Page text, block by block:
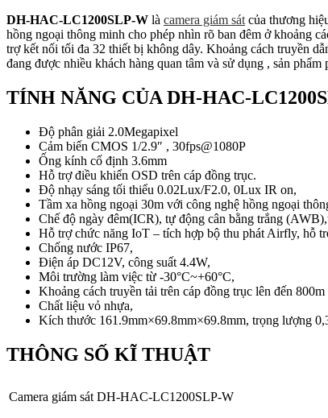
DH-HAC-LC1200SLP-W là camera giám sát của thương
hồng ngoại thông minh cho phép nhìn rõ ban đêm ở khoảng
trợ kết nối tối đa 32 thiết bị không dây. Khoảng cách truyền
đang được nhiều khách hàng quan tâm và sử dụng , sản
TÍNH NĂNG CỦA DH-HAC-
Độ phân giải 2.0Megapixel
Cảm biến CMOS 1/2.9″ , 30fps@1080P
Ống kính cố định 3.6mm
Hỗ trợ điều khiển OSD trên cáp đồng trục.
Độ nhạy sáng tối thiểu 0.02Lux/F2.0, 0Lux IR on,
Tầm xa hồng ngoại 30m với công nghệ hồng ngoại
Chế độ ngày đêm(ICR), tự động cân bằng trắng
Hỗ trợ chức năng IoT – tích hợp bộ thu phát Airfly, hỗ
Chống nước IP67,
Điện áp DC12V, công suất 4.4W,
Môi trường làm việc từ -30°C~+60°C,
Khoảng cách truyền tải trên cáp đồng trục lên đến
Chất liệu vỏ nhựa,
Kích thước 161.9mm×69.8mm×69.8mm, trọng lượng
THÔNG SỐ KĨ THUẬT
Camera giám sát DH-HAC-LC1200SLP-W